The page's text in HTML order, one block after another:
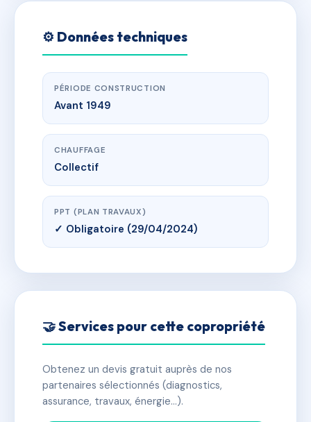
⚙️ Données techniques
PÉRIODE CONSTRUCTION
Avant 1949
CHAUFFAGE
Collectif
PPT (PLAN TRAVAUX)
✓ Obligatoire (29/04/2024)
🤝 Services pour cette copropriété
Obtenez un devis gratuit auprès de nos
partenaires sélectionnés (diagnostics,
assurance, travaux, énergie…).